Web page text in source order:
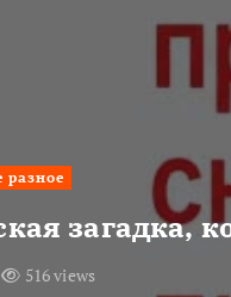
разное
загадка,
516 views